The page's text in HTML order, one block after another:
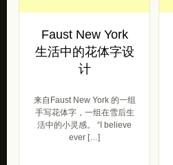
Faust New York
生活中的花体字设
计
来自Faust New York 的一组
手写花体字，一组在雪后生
活中的小灵感。 “I believe
ever […]